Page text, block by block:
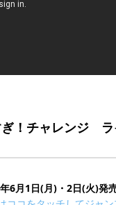
ぎ！チャレンジ
6月1日(月)・2日(火)発